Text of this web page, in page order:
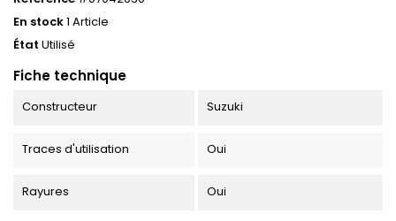
En stock1 Article
État Utilisé
Fiche technique
Constructeur Suzuki
Traces d'utilisation Oui
Rayures Oui